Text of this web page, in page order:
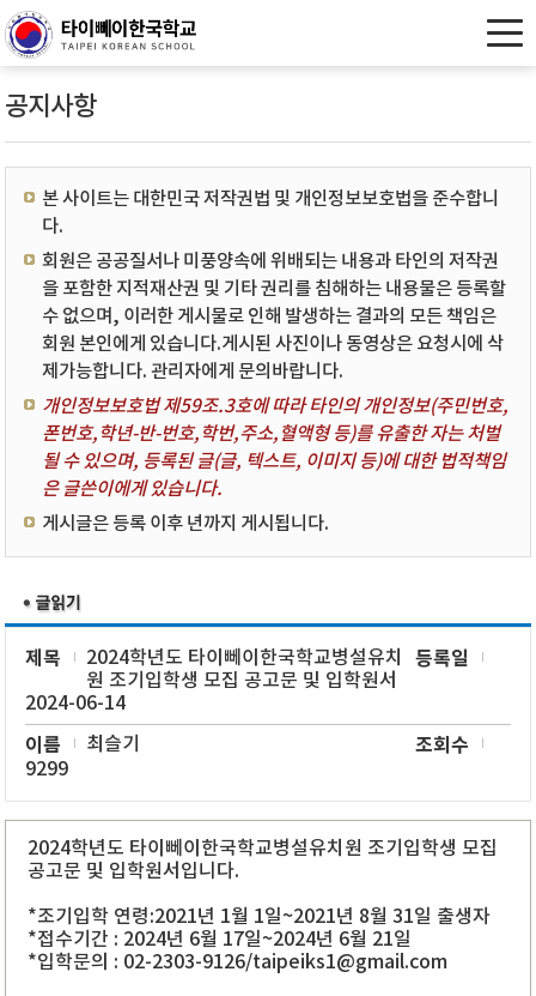
공지사항
본 사이트는 대한민국 저작권법 및 개인정보보호법을 준수합니
다.
회원은 공공질서나 미풍양속에 위배되는 내용과 타인의 저작권
을 포함한 지적재산권 및 기타 권리를 침해하는 내용물은 등록할
수 없으며, 이러한 게시물로 인해 발생하는 결과의 모든 책임은
회원 본인에게 있습니다.게시된 사진이나 동영상은 요청시에 삭
제가능합니다. 관리자에게 문의바랍니다.
개인정보보호법 제59조.3호에 따라 타인의 개인정보(주민번호,
폰번호,학년-반-번호,학번,주소,혈액형 등)를 유출한 자는 처벌
될 수 있으며, 등록된 글(글, 텍스트, 이미지 등)에 대한 법적책임
은 글쓴이에게 있습니다.
게시글은 등록 이후 년까지 게시됩니다.
제목
2024학년도 타이뻬이한국학교병설유치
원 조기입학생 모집 공고문 및 입학원서
등록일
2024-06-14
이름 최슬기 조회수
9299
2024학년도 타이뻬이한국학교병설유치원 조기입학생 모집
공고문 및 입학원서입니다.
*조기입학 연령:2021년 1월 1일~2021년 8월 31일 출생자
*접수기간 : 2024년 6월 17일~2024년 6월 21일
*입학문의 : 02-2303-9126/taipeiks1@gmail.com